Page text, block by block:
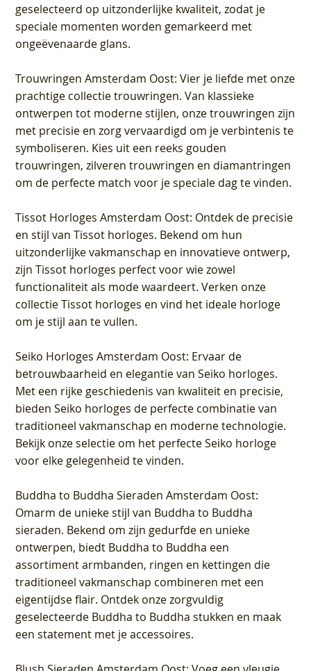
geselecteerd op uitzonderlijke kwaliteit, zodat je
speciale momenten worden gemarkeerd met
ongeëvenaarde glans.
Trouwringen Amsterdam Oost: Vier je liefde met onze
prachtige collectie trouwringen. Van klassieke
ontwerpen tot moderne stijlen, onze trouwringen zijn
met precisie en zorg vervaardigd om je verbintenis te
symboliseren. Kies uit een reeks gouden
trouwringen, zilveren trouwringen en diamantringen
om de perfecte match voor je speciale dag te vinden.
Tissot Horloges Amsterdam Oost: Ontdek de precisie
en stijl van Tissot horloges. Bekend om hun
uitzonderlijke vakmanschap en innovatieve ontwerp,
zijn Tissot horloges perfect voor wie zowel
functionaliteit als mode waardeert. Verken onze
collectie Tissot horloges en vind het ideale horloge
om je stijl aan te vullen.
Seiko Horloges Amsterdam Oost: Ervaar de
betrouwbaarheid en elegantie van Seiko horloges.
Met een rijke geschiedenis van kwaliteit en precisie,
bieden Seiko horloges de perfecte combinatie van
traditioneel vakmanschap en moderne technologie.
Bekijk onze selectie om het perfecte Seiko horloge
voor elke gelegenheid te vinden.
Buddha to Buddha Sieraden Amsterdam Oost:
Omarm de unieke stijl van Buddha to Buddha
sieraden. Bekend om zijn gedurfde en unieke
ontwerpen, biedt Buddha to Buddha een
assortiment armbanden, ringen en kettingen die
traditioneel vakmanschap combineren met een
eigentijdse flair. Ontdek onze zorgvuldig
geselecteerde Buddha to Buddha stukken en maak
een statement met je accessoires.